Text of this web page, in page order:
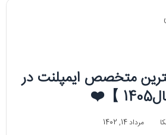
بهترین متخصص ایمپلنت در
❤️
مرداد 14, 1402